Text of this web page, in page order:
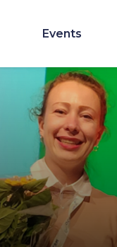
Events